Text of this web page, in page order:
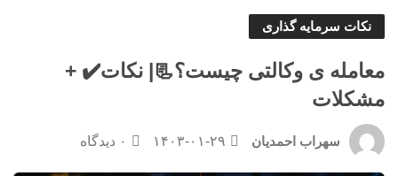
نکات سرمایه گذاری
معامله ی وکالتی چیست؟📃| نکات✔️ +
مشکلات
سهراب احمدیان ۱۴۰۳-۰۱-۲۹ ۰ دیدگاه